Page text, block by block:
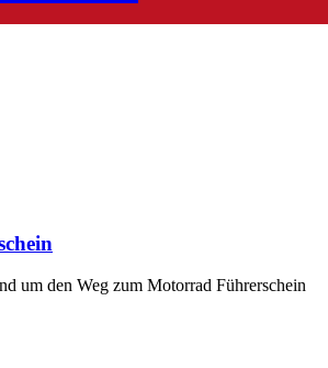
um den Weg zum Motorrad Führerschein